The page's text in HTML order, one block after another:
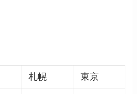
札幌 東京